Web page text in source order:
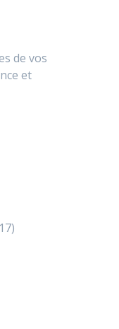
de vos
et